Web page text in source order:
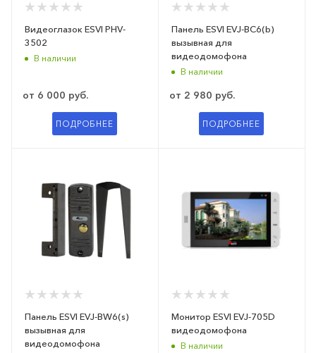
Видеоглазок ESVI PHV-
3502
В наличии
от 6 000 руб.
ПОДРОБНЕЕ
Панель ESVI EVJ-BC6(b)
вызывная для
видеодомофона
В наличии
от 2 980 руб.
ПОДРОБНЕЕ
Панель ESVI EVJ-BW6(s)
вызывная для
видеодомофона
Монитор ESVI EVJ-705D
видеодомофона
В наличии